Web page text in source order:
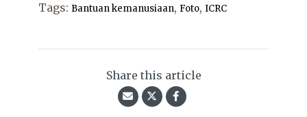
Tags: Bantuan kemanusiaan, Foto, ICRC
Share this article